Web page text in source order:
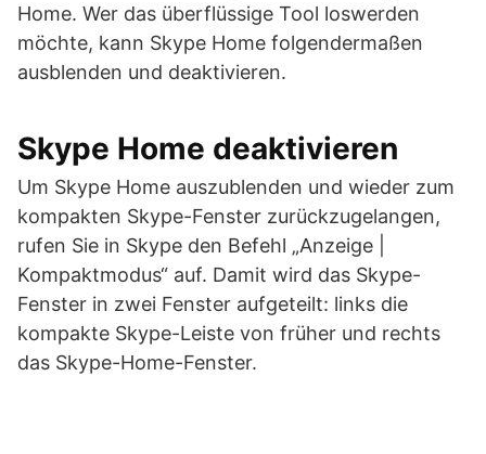
Home. Wer das überflüssige Tool loswerden
möchte, kann Skype Home folgendermaßen
ausblenden und deaktivieren.
Skype Home deaktivieren
Um Skype Home auszublenden und wieder zum
kompakten Skype-Fenster zurückzugelangen,
rufen Sie in Skype den Befehl „Anzeige |
Kompaktmodus“ auf. Damit wird das Skype-
Fenster in zwei Fenster aufgeteilt: links die
kompakte Skype-Leiste von früher und rechts
das Skype-Home-Fenster.